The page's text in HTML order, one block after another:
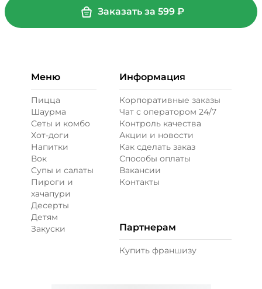
Заказать за 599₽
Меню
Пицца
Шаурма
Сеты и комбо
Хот-доги
Напитки
Вок
Супы и салаты
Пироги и
хачапури
Десерты
Детям
Закуски
Информация
Корпоративные заказы
Чат с оператором 24/7
Контроль качества
Акции и новости
Как сделать заказ
Способы оплаты
Вакансии
Контакты
Партнерам
Купить франшизу